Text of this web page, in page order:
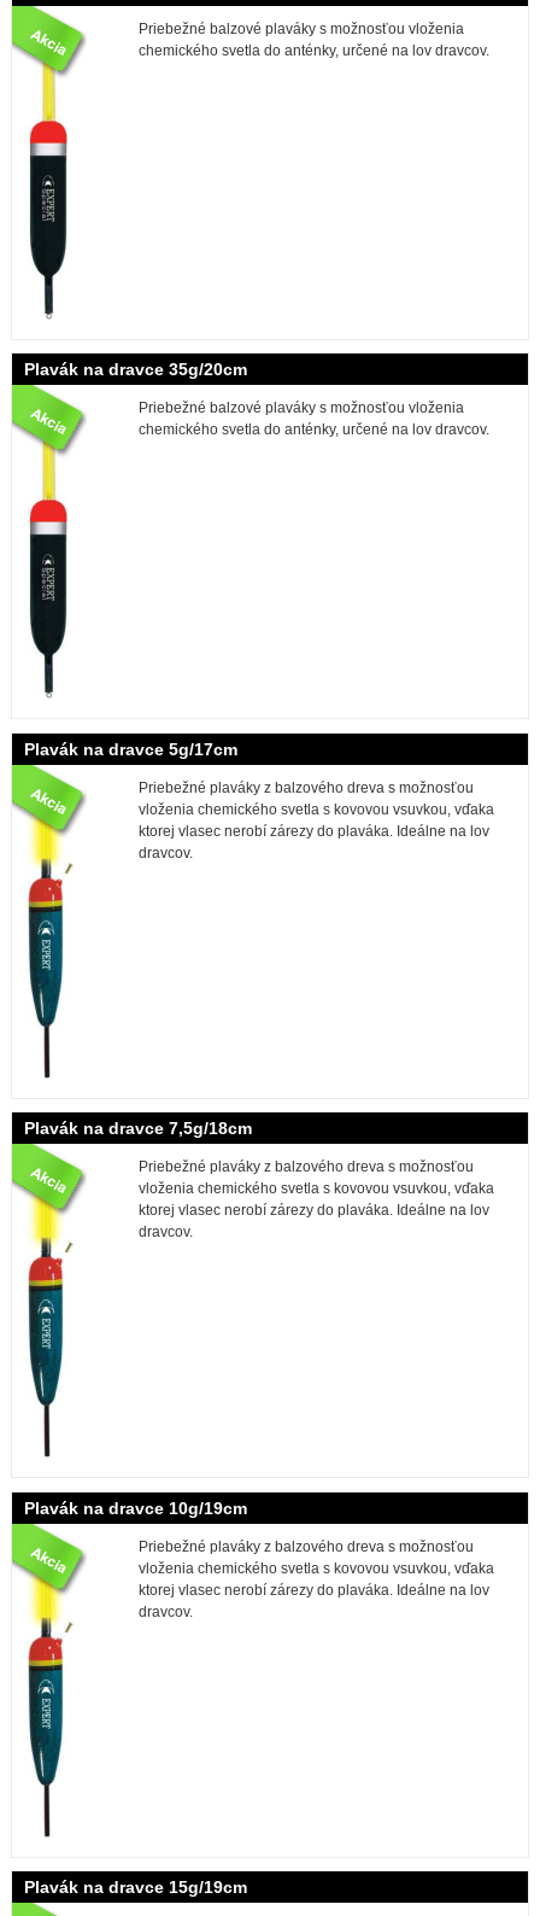
Priebežné balzové plaváky s možnosťou vloženia
chemického svetla do anténky, určené na lov dravcov.
Plavák na dravce 35g/20cm
Priebežné balzové plaváky s možnosťou vloženia
chemického svetla do anténky, určené na lov dravcov.
Plavák na dravce 5g/17cm
Priebežné plaváky z balzového dreva s možnosťou
vloženia chemického svetla s kovovou vsuvkou, vďaka
ktorej vlasec nerobí zárezy do plaváka. Ideálne na lov
dravcov.
Plavák na dravce 7,5g/18cm
Priebežné plaváky z balzového dreva s možnosťou
vloženia chemického svetla s kovovou vsuvkou, vďaka
ktorej vlasec nerobí zárezy do plaváka. Ideálne na lov
dravcov.
Plavák na dravce 10g/19cm
Priebežné plaváky z balzového dreva s možnosťou
vloženia chemického svetla s kovovou vsuvkou, vďaka
ktorej vlasec nerobí zárezy do plaváka. Ideálne na lov
dravcov.
Plavák na dravce 15g/19cm